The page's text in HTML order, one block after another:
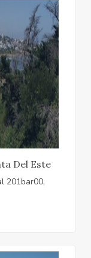
Del Este
201bar00,